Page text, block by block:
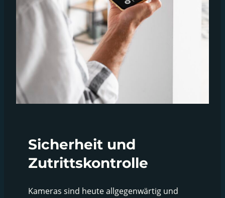
Sicherheit und
Zutrittskontrolle
Kameras sind heute allgegenwärtig und